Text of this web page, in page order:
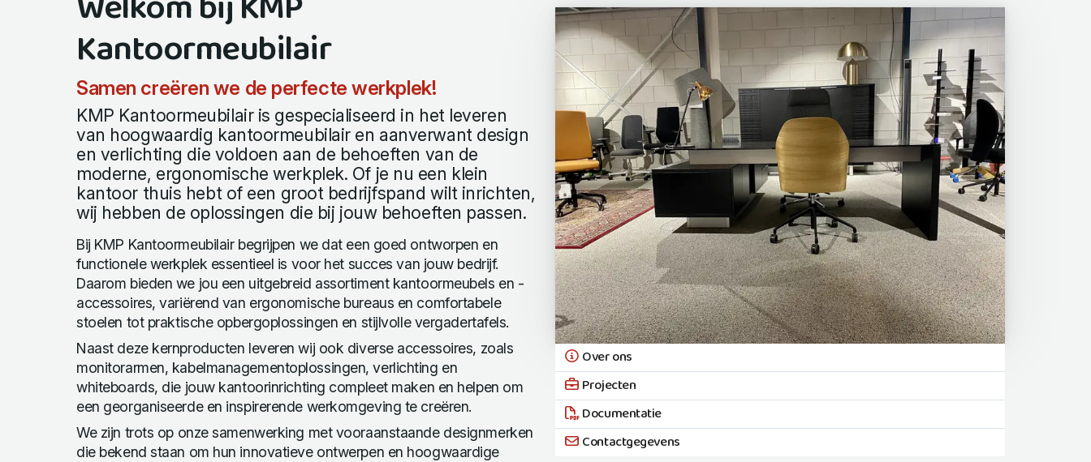
Kantoormeubilair
Samen creëren we de perfecte werkplek!
KMP Kantoormeubilair is gespecialiseerd in het leveren
van hoogwaardig kantoormeubilair en aanverwant design
en verlichting die voldoen aan de behoeften van de
moderne, ergonomische werkplek. Of je nu een klein
kantoor thuis hebt of een groot bedrijfspand wilt inrichten,
wij hebben de oplossingen die bij jouw behoeften passen.
Bij KMP Kantoormeubilair begrijpen we dat een goed ontworpen en
functionele werkplek essentieel is voor het succes van jouw bedrijf.
Daarom bieden we jou een uitgebreid assortiment kantoormeubels en -
accessoires, variërend van ergonomische bureaus en comfortabele
stoelen tot praktische opbergoplossingen en stijlvolle vergadertafels.
Naast deze kernproducten leveren wij ook diverse accessoires, zoals
monitorarmen, kabelmanagementoplossingen, verlichting en
whiteboards, die jouw kantoorinrichting compleet maken en helpen om
een georganiseerde en inspirerende werkomgeving te creëren.
We zijn trots op onze samenwerking met vooraanstaande designmerken
die bekend staan om hun innovatieve ontwerpen en hoogwaardige
Over ons
Projecten
Documentatie
Contactgegevens